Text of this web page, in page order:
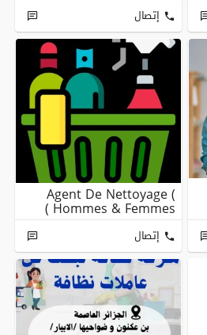
إتصال
Agent De Nettoyage (
Hommes & Femmes )
إتصال